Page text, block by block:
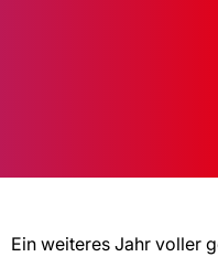
Ein weiteres Jahr voller